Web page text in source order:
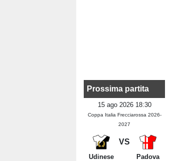
Prossima partita
15 ago 2026 18:30
Coppa Italia Frecciarossa 2026-
2027
VS
Udinese
Padova